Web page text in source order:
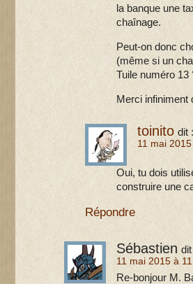
la banque une
chaînage.
Peut-on donc
(même si un
Tuile numéro 13
Merci infiniment
toinito dit :
11 mai
Oui, tu dois
construire une
Répondre
Sébastien
11 mai 2015 à
Re-bonjour M.